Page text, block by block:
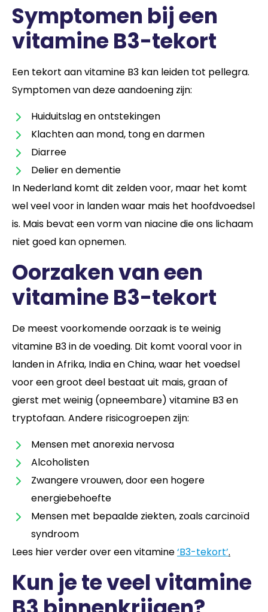
Symptomen bij een
vitamine B3-tekort
Een tekort aan vitamine B3 kan leiden tot pellegra.
Symptomen van deze aandoening zijn:
Huiduitslag en ontstekingen
Klachten aan mond, tong en darmen
Diarree
Delier en dementie
In Nederland komt dit zelden voor, maar het komt
wel veel voor in landen waar mais het hoofdvoedsel
is. Mais bevat een vorm van niacine die ons lichaam
niet goed kan opnemen.
Oorzaken van een
vitamine B3-tekort
De meest voorkomende oorzaak is te weinig
vitamine B3 in de voeding. Dit komt vooral voor in
landen in Afrika, India en China, waar het voedsel
voor een groot deel bestaat uit mais, graan of
gierst met weinig (opneembare) vitamine B3 en
tryptofaan. Andere risicogroepen zijn:
Mensen met anorexia nervosa
Alcoholisten
Zwangere vrouwen, door een hogere
energiebehoefte
Mensen met bepaalde ziekten, zoals carcinoïd
syndroom
Lees hier verder over een vitamine‘B3-tekort’.
Kun je te veel vitamine